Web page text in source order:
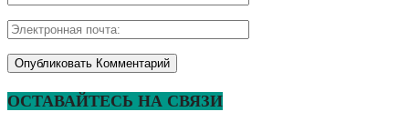
ОСТАВАЙТЕСЬ НА СВЯЗИ